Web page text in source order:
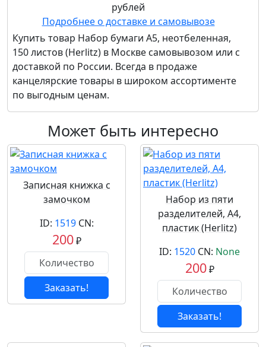
рублей
Подробнее о доставке и самовывозе
Купить товар Набор бумаги А5, неотбеленная,
150 листов (Herlitz) в Москве самовывозом или с
доставкой по России. Всегда в продаже
канцелярские товары в широком ассортименте
по выгодным ценам.
Может быть интересно
Записная книжка с
замочком
ID: 1519CN:
200₽
Заказать!
Набор из пяти
разделителей, А4,
пластик (Herlitz)
ID: 1520 CN: None
200₽
Заказать!